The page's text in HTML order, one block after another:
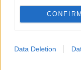
CONFIRM
Data Deletion
Baleset Párizs
Kigyulladt egy
Manche-
embert mentett ki a